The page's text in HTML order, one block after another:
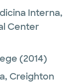
Interna,
Center
(2014)
Creighton